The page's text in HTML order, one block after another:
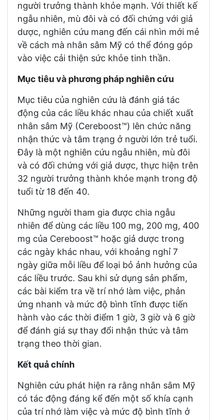
người trưởng thành khỏe mạnh. Với thiết kế
ngẫu nhiên, mù đôi và có đối chứng với giả
dược, nghiên cứu mang đến cái nhìn mới mẻ
về cách mà nhân sâm Mỹ có thể đóng góp
vào việc cải thiện sức khỏe tinh thần.
Mục tiêu và phương pháp nghiên cứu
Mục tiêu của nghiên cứu là đánh giá tác
động của các liều khác nhau của chiết xuất
nhân sâm Mỹ (Cereboost™) lên chức năng
nhận thức và tâm trạng ở người lớn trẻ tuổi.
Đây là một nghiên cứu ngẫu nhiên, mù đôi
và có đối chứng với giả dược, thực hiện trên
32 người trưởng thành khỏe mạnh trong độ
tuổi từ 18 đến 40.
Những người tham gia được chia ngẫu
nhiên để dùng các liều 100 mg, 200 mg, 400
mg của Cereboost™ hoặc giả dược trong
các ngày khác nhau, với khoảng nghỉ 7
ngày giữa mỗi liều để loại bỏ ảnh hưởng của
các liều trước. Sau khi sử dụng sản phẩm,
các bài kiểm tra về trí nhớ làm việc, phản
ứng nhanh và mức độ bình tĩnh được tiến
hành vào các thời điểm 1 giờ, 3 giờ và 6 giờ
để đánh giá sự thay đổi nhận thức và tâm
trạng theo thời gian.
Kết quả chính
Nghiên cứu phát hiện ra rằng nhân sâm Mỹ
có tác động đáng kể đến một số khía cạnh
của trí nhớ làm việc và mức độ bình tĩnh ở